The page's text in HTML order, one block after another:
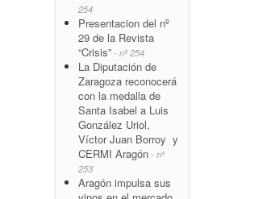
254
Presentacion del nº
29 de la Revista
“Crisis” - nº 254
La Diputación de
Zaragoza reconocerá
con la medalla de
Santa Isabel a Luis
González Uriol,
Víctor Juan Borroy y
CERMI Aragón - nº
253
Aragón impulsa sus